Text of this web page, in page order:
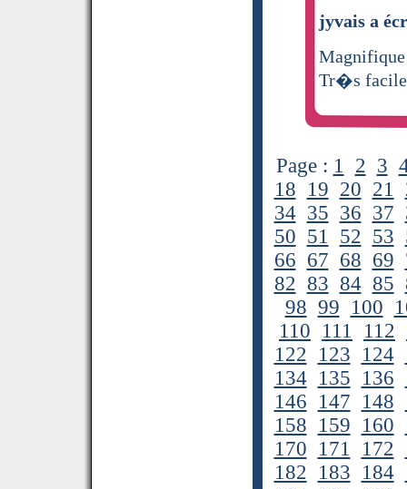
jyvais a
Tr�s facile
Page : 1 2 3
18 19 20 21
34 35 36 37
50 51 52 53
66 67 68 69
82 83 84 85
98 99 100
110 111 112
122 123 124
134 135 136
146 147 148
158 159 160
170 171 172
182 183 184